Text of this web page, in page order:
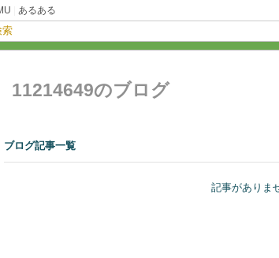
あるある
索
11214649のブログ
ブログ記事一覧
記事がありま